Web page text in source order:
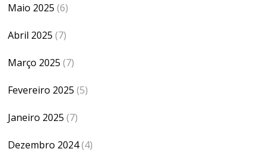
Maio 2025 (6)
Abril 2025 (7)
Março 2025 (7)
Fevereiro 2025 (5)
Janeiro 2025 (7)
Dezembro 2024(4)